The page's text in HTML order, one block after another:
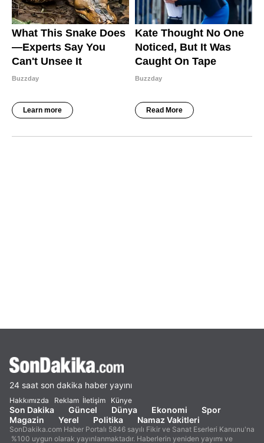
24 saat son dakika haber yayını
Hakkımızda Reklam İletişim Künye
Son Dakika Güncel Dünya Ekonomi
Spor
Magazin
Yerel Politika Namaz Vakitleri
SonDakika.com Haber Portalı 5846 sayılı Fikir ve Sanat Eserleri Kanunu'na
%100 uygun olarak yayınlanmaktadır. Haberlerin yeniden yayımı ve